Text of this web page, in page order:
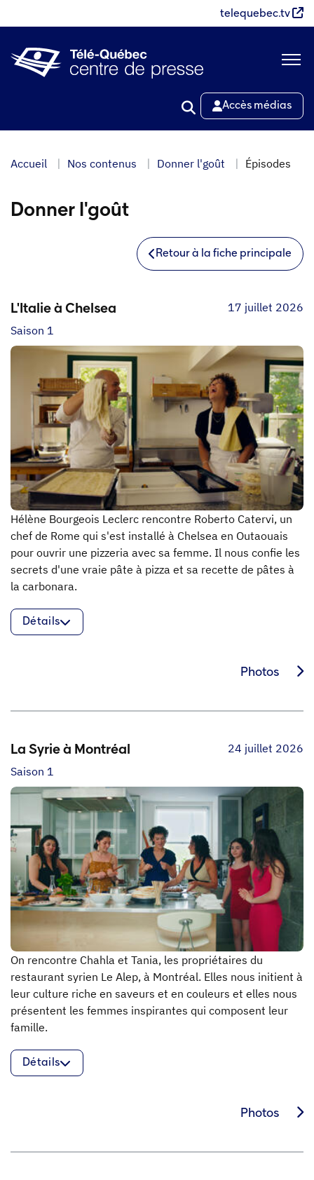
au
principal
telequebec.tv
Accès médias
Accueil Nos contenus Donner l'goût Épisodes
Donner l'goût
Retour à la fiche principale
L'Italie à Chelsea
17 juillet 2026
Saison 1
Hélène Bourgeois Leclerc rencontre Roberto Catervi, un
chef de Rome qui s'est installé à Chelsea en Outaouais
pour ouvrir une pizzeria avec sa femme. Il nous confie les
secrets d'une vraie pâte à pizza et sa recette de pâtes à
la carbonara.
Détails
Photos
La Syrie à Montréal
24 juillet 2026
Saison 1
On rencontre Chahla et Tania, les propriétaires du
restaurant syrien Le Alep, à Montréal. Elles nous initient à
leur culture riche en saveurs et en couleurs et elles nous
présentent les femmes inspirantes qui composent leur
famille.
Détails
Photos